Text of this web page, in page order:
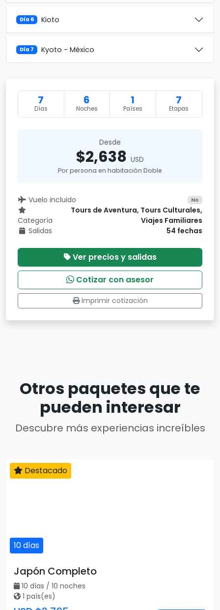
Día 6 Kioto
Día 7 Kyoto - México
7
Días
6
Noches
1
Países
7
Etapas
Desde
$2,638 USD
Por persona en habitación Doble
Vuelo incluido No
Categoría
Tours de Aventura, Tours Culturales,
Viajes Familiares
Salidas
54 fechas
Ver precios y salidas
Cotizar con asesor
Imprimir cotización
Otros paquetes que te
pueden interesar
Descubre más experiencias increíbles
10 días
Destacado
Japón Completo
10 días / 10 noches
1 país(es)